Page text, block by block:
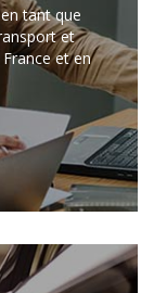
tant que
et
et en